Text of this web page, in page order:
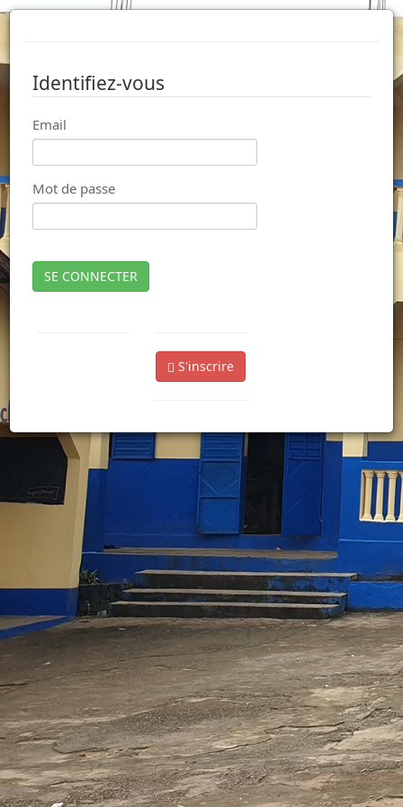
Identifiez-vous
Email
Mot de passe
SE CONNECTER
S'inscrire